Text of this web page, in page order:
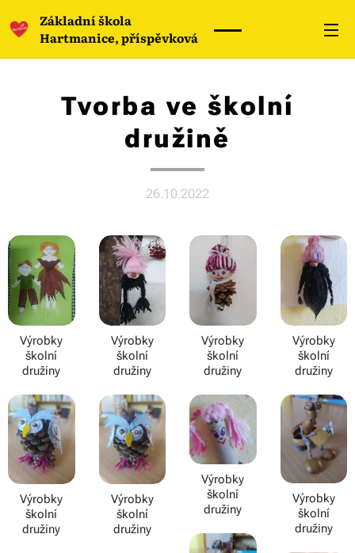
Základní škola
Hartmanice, příspěvková
organizace
Tvorba ve školní
družině
26.10.2022
Výrobky
školní
družiny
Výrobky
školní
družiny
Výrobky
školní
družiny
Výrobky
školní
družiny
Výrobky
školní
družiny
Výrobky
školní
družiny
Výrobky
školní
družiny
Výrobky
školní
družiny